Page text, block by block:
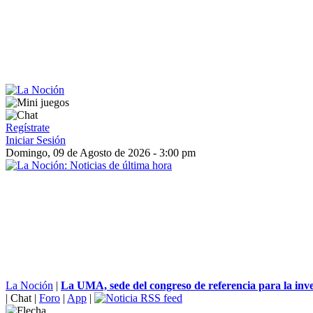
Regístrate
Iniciar Sesión
Domingo, 09 de Agosto de 2026 - 3:00 pm
La Noción | La UMA, sede del congreso de referencia para la
| Chat | Foro | App |